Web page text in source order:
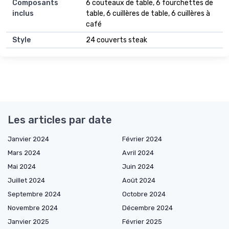
Composants
inclus
6 couteaux de table, 6 fourchettes de
table, 6 cuillères de table, 6 cuillères à
café
Style
24 couverts steak
Les articles par date
Janvier 2024
Février 2024
Mars 2024
Avril 2024
Mai 2024
Juin 2024
Juillet 2024
Août 2024
Septembre 2024
Octobre 2024
Novembre 2024
Décembre 2024
Janvier 2025
Février 2025